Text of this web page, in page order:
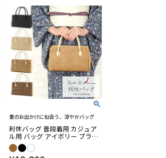
夏のお出かけに似合う、涼やかバッグ
利休バッグ 普段着用 カジュア
ル用 バッグ アイボリー ブラッ
ク キャメル ブラウン 生成り 黒
薄茶 茶 全4色 日本製